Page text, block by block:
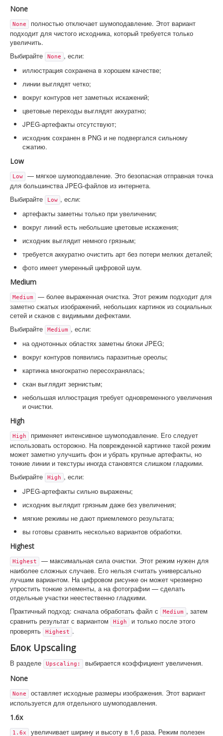
None
None
полностью отключает шумоподавление. Этот вариант
подходит для чистого исходника, который требуется только
увеличить.
Выбирайте
None , если:
иллюстрация сохранена в хорошем качестве;
линии выглядят четко;
вокруг контуров нет заметных искажений;
цветовые переходы выглядят аккуратно;
JPEG-артефакты отсутствуют;
исходник сохранен в PNG и не подвергался сильному
сжатию.
Low
Low
— мягкое шумоподавление. Это безопасная отправная точка
для большинства JPEG-файлов из интернета.
Выбирайте
Low , если:
артефакты заметны только при увеличении;
вокруг линий есть небольшие цветовые искажения;
исходник выглядит немного грязным;
требуется аккуратно очистить арт без потери мелких деталей;
фото имеет умеренный цифровой шум.
Medium
Medium
— более выраженная очистка. Этот режим подходит для
заметно сжатых изображений, небольших картинок из социальных
сетей и сканов с видимыми дефектами.
Выбирайте
Medium , если:
на однотонных областях заметны блоки JPEG;
вокруг контуров появились паразитные ореолы;
картинка многократно пересохранялась;
скан выглядит зернистым;
небольшая иллюстрация требует одновременного увеличения
и очистки.
High
High
применяет интенсивное шумоподавление. Его следует
использовать осторожно. На поврежденной картинке такой режим
может заметно улучшить фон и убрать крупные артефакты, но
тонкие линии и текстуры иногда становятся слишком гладкими.
Выбирайте
High , если:
JPEG-артефакты сильно выражены;
исходник выглядит грязным даже без увеличения;
мягкие режимы не дают приемлемого результата;
вы готовы сравнить несколько вариантов обработки.
Highest
Highest
— максимальная сила очистки. Этот режим нужен для
наиболее сложных случаев. Его нельзя считать универсально
лучшим вариантом. На цифровом рисунке он может чрезмерно
упростить тонкие элементы, а на фотографии — сделать
отдельные участки неестественно гладкими.
Практичный подход: сначала обработать файл с
Medium , затем
сравнить результат с вариантом
High
и только после этого
проверять
Highest .
Блок Upscaling
В разделе Upscaling:
выбирается коэффициент увеличения.
None
None
оставляет исходные размеры изображения. Этот вариант
используется для отдельного шумоподавления.
1.6x
1.6x увеличивает ширину и высоту в 1,6 раза. Режим полезен